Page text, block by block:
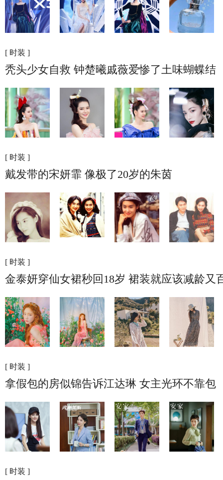
[ 时装 ]
秃头少女自救 钟楚曦戚薇爱惨了土味蝴蝶结
[ 时装 ]
戴发带的宋妍霏 像极了20岁的朱茵
[ 时装 ]
金泰妍穿仙女裙秒回18岁 裙装就应该减龄又
[ 时装 ]
拿假包的房似锦告诉江达琳 女主光环不靠包
[ 时装 ]